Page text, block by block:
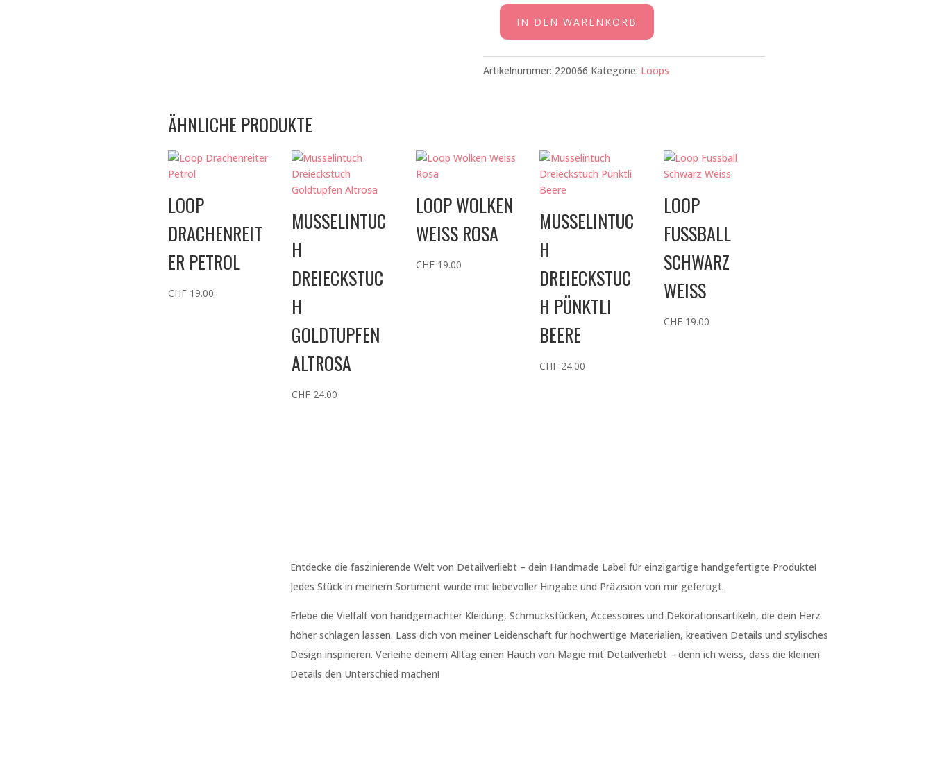
Loop
Petrol
IN DEN WARENKORB
Artikelnummer: 220066 Kategorie: Loops
ÄHNLICHE PRODUKTE
LOOP
DRACHENREIT
ER PETROL
CHF19.00
MUSSELINTUC
H
DREIECKSTUC
H
GOLDTUPFEN
ALTROSA
CHF 24.00
LOOP WOLKEN
WEISS ROSA
CHF19.00
MUSSELINTUC
H
DREIECKSTUC
H PÜNKTLI
BEERE
CHF 24.00
LOOP
FUSSBALL
SCHWARZ
WEISS
CHF19.00
Entdecke die faszinierende Welt von Detailverliebt – dein Handmade Label für einzigartige handgefertigte Produkte!
Jedes Stück in meinem Sortiment wurde mit liebevoller Hingabe und Präzision von mir gefertigt.
Erlebe die Vielfalt von handgemachter Kleidung, Schmuckstücken, Accessoires und Dekorationsartikeln, die dein Herz
höher schlagen lassen. Lass dich von meiner Leidenschaft für hochwertige Materialien, kreativen Details und stylisches
Design inspirieren. Verleihe deinem Alltag einen Hauch von Magie mit Detailverliebt – denn ich weiss, dass die kleinen
Details den Unterschied machen!